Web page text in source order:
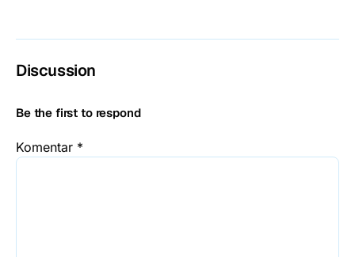
Discussion
Be the first to respond
Komentar *